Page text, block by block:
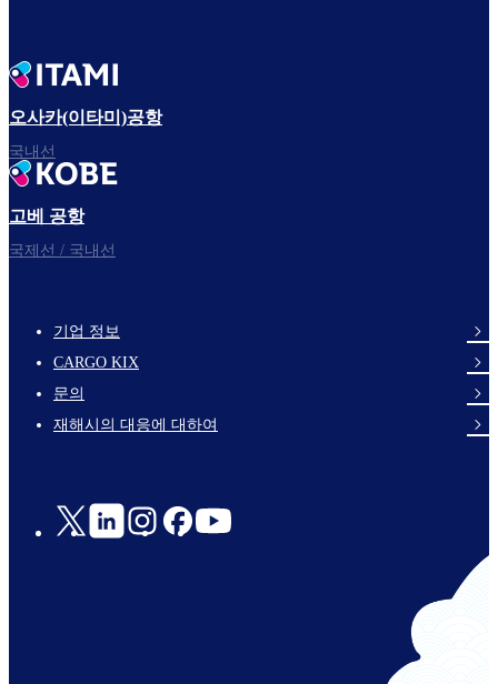
오사카(이타미)공항
국내선
고베 공항
국제선 / 국내선
footer-
links-
en-
기업 정보
CARGO KIX
문의
재해시의 대응에 대하여
Social